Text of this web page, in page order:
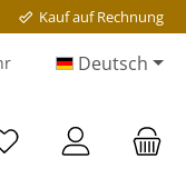
Kauf auf Rechnung
Deutsch